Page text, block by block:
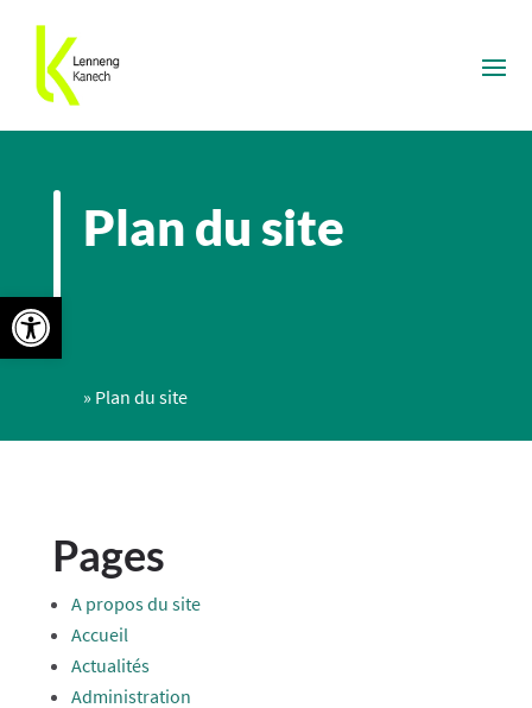
Plan du site
» Plan du site
Pages
A propos du site
Accueil
Actualités
Administration
Ouvrir la barre d’outils